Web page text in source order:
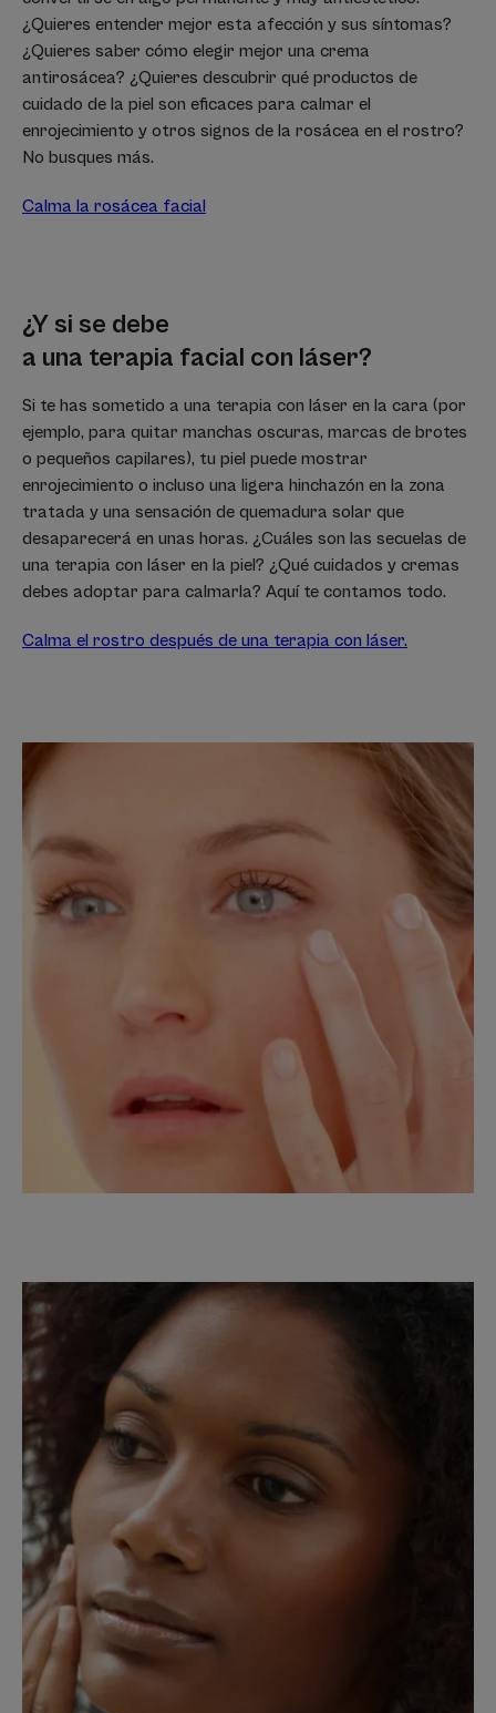
¿Quieres entender mejor esta afección y sus síntomas?
¿Quieres saber cómo elegir mejor una crema
antirosácea? ¿Quieres descubrir qué productos de
cuidado de la piel son eficaces para calmar el
enrojecimiento y otros signos de la rosácea en el rostro?
No busques más.
Calma la rosácea facial
¿Y si se debe
a una terapia facial con láser?
Si te has sometido a una terapia con láser en la cara (por
ejemplo, para quitar manchas oscuras, marcas de brotes
o pequeños capilares), tu piel puede mostrar
enrojecimiento o incluso una ligera hinchazón en la zona
tratada y una sensación de quemadura solar que
desaparecerá en unas horas. ¿Cuáles son las secuelas de
una terapia con láser en la piel? ¿Qué cuidados y cremas
debes adoptar para calmarla? Aquí te contamos todo.
Calma el rostro después de una terapia con láser.